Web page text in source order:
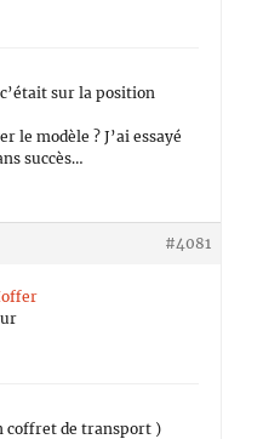
sur la position
le modèle ? J’ai essayé
succès…
#4081
coffret de transport )